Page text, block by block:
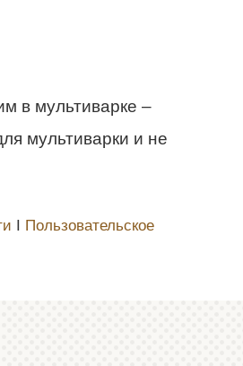
в мультиварке –
мультиварки и не
Пользовательское